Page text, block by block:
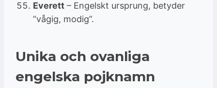
Everett – Engelskt ursprung, betyder
”vågig, modig”.
Unika och ovanliga
engelska pojknamn